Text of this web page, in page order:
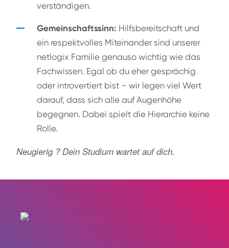
verständigen.
Gemeinschaftssinn: Hilfsbereitschaft und
ein respektvolles Miteinander sind unserer
netlogix Familie genauso wichtig wie das
Fachwissen. Egal ob du eher gesprächig
oder introvertiert bist – wir legen viel Wert
darauf, dass sich alle auf Augenhöhe
begegnen. Dabei spielt die Hierarchie keine
Rolle.
Neugierig ? Dein Studium wartet auf dich.